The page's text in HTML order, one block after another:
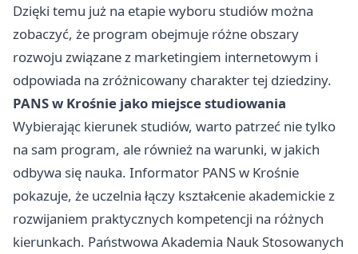
Dzięki temu już na etapie wyboru studiów można
zobaczyć, że program obejmuje różne obszary
rozwoju związane z marketingiem internetowym i
odpowiada na zróżnicowany charakter tej dziedziny.
PANS w Krośnie jako miejsce studiowania
Wybierając kierunek studiów, warto patrzeć nie tylko
na sam program, ale również na warunki, w jakich
odbywa się nauka. Informator PANS w Krośnie
pokazuje, że uczelnia łączy kształcenie akademickie z
rozwijaniem praktycznych kompetencji na różnych
kierunkach. Państwowa Akademia Nauk Stosowanych